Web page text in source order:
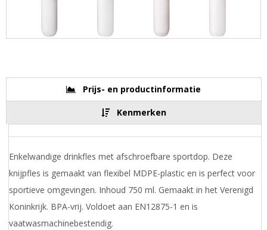
Prijs- en productinformatie
Kenmerken
Enkelwandige drinkfles met afschroefbare sportdop. Deze
knijpfles is gemaakt van flexibel MDPE-plastic en is perfect voor
sportieve omgevingen. Inhoud 750 ml. Gemaakt in het Verenigd
Koninkrijk. BPA-vrij. Voldoet aan EN12875-1 en is
vaatwasmachinebestendig.